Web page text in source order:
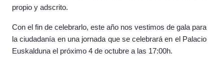
propio y adscrito.
Con el fin de celebrarlo, este año nos vestimos de gala para
la ciudadanía en una jornada que se celebrará en el Palacio
Euskalduna el próximo 4 de octubre a las 17:00h.